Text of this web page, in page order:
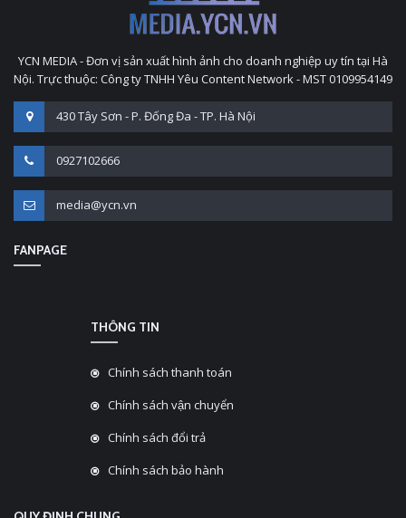
YCN MEDIA - Đơn vị sản xuất hình ảnh cho doanh nghiệp uy tín tại Hà
Nội. Trực thuộc: Công ty TNHH Yêu Content Network - MST 0109954149
430 Tây Sơn - P. Đống Đa - TP. Hà Nội
0927102666
media@ycn.vn
FANPAGE
THÔNG TIN
Chính sách thanh toán
Chính sách vận chuyển
Chính sách đổi trả
Chính sách bảo hành